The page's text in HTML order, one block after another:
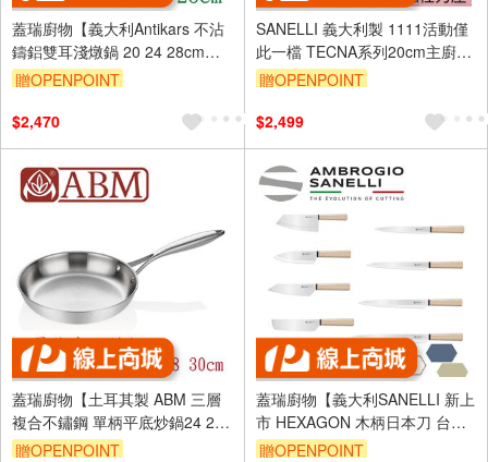
蓋瑞廚物【義大利Antikars 不沾
鑄鋁雙耳淺燉鍋 20 24 28cm】
義大利製 鑄鋁鍋 雙耳湯鍋 雙耳
贈OPENPOINT
$2,470
SANELLI 義大利製 1111活動僅
此一檔 TECNA系列20cm主廚刀
+18cm三德刀+11cm番茄刀+磁
贈OPENPOINT
$2,499
蓋瑞廚物【土耳其製 ABM 三層
複合不鏽鋼 單柄平底炒鍋24 28
30cm】全鍋三層複合不鏽鋼 平
贈OPENPOINT
蓋瑞廚物【義大利SANELLI 新上
市 HEXAGON 木柄日本刀 台灣
菜刀】魚刀 出刃 生魚片刀 柳刃
贈OPENPOINT